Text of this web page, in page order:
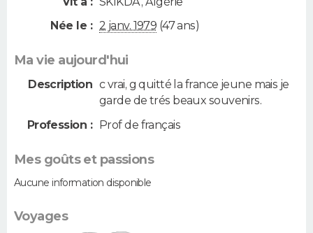
Née le : 2 janv. 1979 (47 ans)
Ma vie aujourd'hui
Description c vrai, g quitté la france jeune mais je
garde de trés beaux souvenirs.
Profession : Prof de français
Mes goûts et passions
Aucune information disponible
Voyages